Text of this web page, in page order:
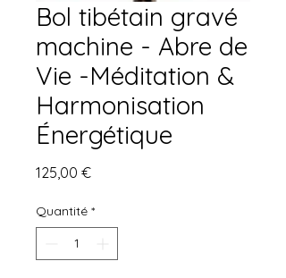
Bol tibétain gravé
machine - Abre de
Vie -Méditation &
Harmonisation
Énergétique
125,00 €Prix
Quantité *